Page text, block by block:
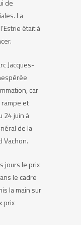
de
La
était à
Jacques-
car
et
24 juin à
de la
Vachon.
jours le prix
le cadre
la main sur
prix